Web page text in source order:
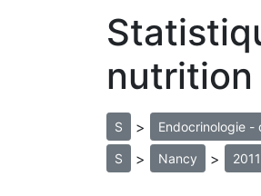
nutrition
S > Endocrinologie -
S > Nancy > 2011